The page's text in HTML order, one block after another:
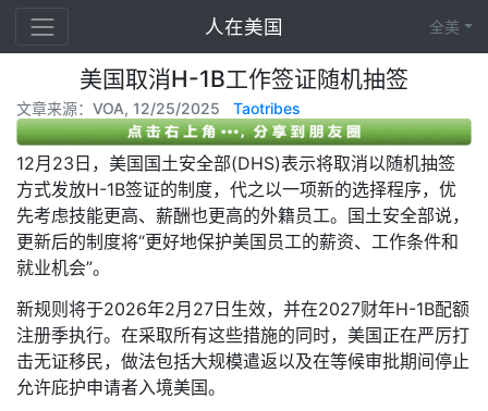
人在美国 全美
美国取消H-1B工作签证随机抽签
文章来源：VOA, 12/25/2025 Taotribes
12月23日，美国国土安全部(DHS)表示将取消以随机抽签
方式发放H-1B签证的制度，代之以一项新的选择程序，优
先考虑技能更高、薪酬也更高的外籍员工。国土安全部说，
更新后的制度将“更好地保护美国员工的薪资、工作条件和
就业机会”。
新规则将于2026年2月27日生效，并在2027财年H-1B配额
注册季执行。在采取所有这些措施的同时，美国正在严厉打
击无证移民，做法包括大规模遣返以及在等候审批期间停止
允许庇护申请者入境美国。